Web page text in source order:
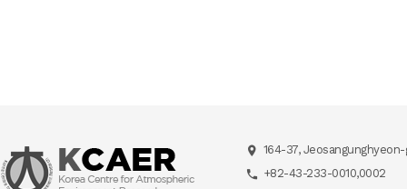
164-37,
+82-43-233-0010,0002